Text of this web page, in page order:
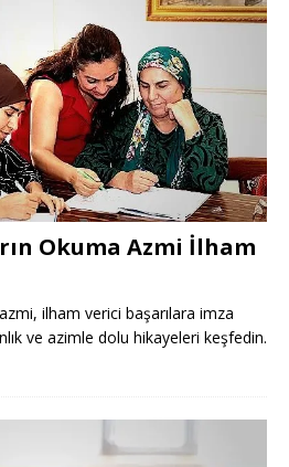
Okuma Azmi İlham
ilham verici başarılara imza
ve azimle dolu hikayeleri keşfedin.